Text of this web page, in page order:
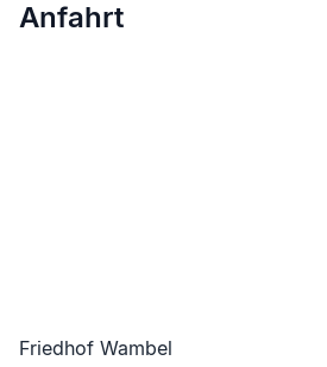
Anfahrt
Friedhof Wambel